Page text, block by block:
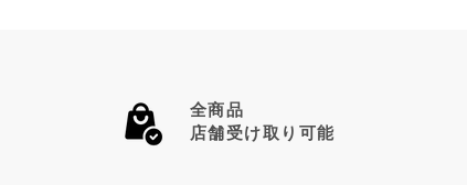
全商品
店舗受け取り可能